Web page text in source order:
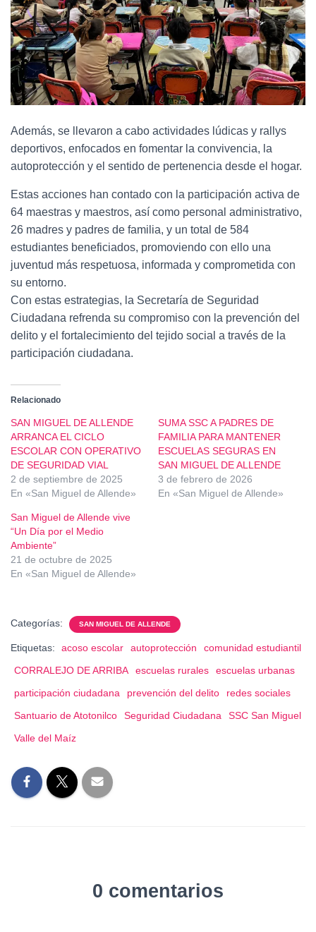
Además, se llevaron a cabo actividades lúdicas y rallys
deportivos, enfocados en fomentar la convivencia, la
autoprotección y el sentido de pertenencia desde el hogar.
Estas acciones han contado con la participación activa de
64 maestras y maestros, así como personal administrativo,
26 madres y padres de familia, y un total de 584
estudiantes beneficiados, promoviendo con ello una
juventud más respetuosa, informada y comprometida con
su entorno.
Con estas estrategias, la Secretaría de Seguridad
Ciudadana refrenda su compromiso con la prevención del
delito y el fortalecimiento del tejido social a través de la
participación ciudadana.
Relacionado
SAN MIGUEL DE ALLENDE
ARRANCA EL CICLO
ESCOLAR CON OPERATIVO
DE SEGURIDAD VIAL
2 de septiembre de 2025
En «San Miguel de Allende»
SUMA SSC A PADRES DE
FAMILIA PARA MANTENER
ESCUELAS SEGURAS EN
SAN MIGUEL DE ALLENDE
3 de febrero de 2026
En «San Miguel de Allende»
San Miguel de Allende vive
“Un Día por el Medio
Ambiente”
21 de octubre de 2025
En «San Miguel de Allende»
Categorías: SAN MIGUEL DE ALLENDE
Etiquetas: acoso escolar autoprotección
comunidad estudiantil
CORRALEJO DE ARRIBA
escuelas rurales
escuelas urbanas
participación ciudadana
prevención del delito
redes sociales
Santuario de Atotonilco
Seguridad Ciudadana
SSC San Miguel
Valle del Maíz
0 comentarios